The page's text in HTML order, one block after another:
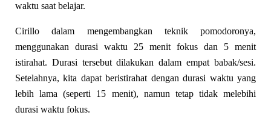
waktu saat belajar.
Cirillo dalam mengembangkan teknik pomodoronya,
menggunakan durasi waktu 25 menit fokus dan 5 menit
istirahat. Durasi tersebut dilakukan dalam empat babak/sesi.
Setelahnya, kita dapat beristirahat dengan durasi waktu yang
lebih lama (seperti 15 menit), namun tetap tidak melebihi
durasi waktu fokus.